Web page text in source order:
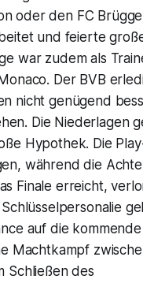
oder den FC
und feierte
war zudem als
Der BVB
nicht genügend
Die Niederlagen
Hypothek. Die
während die
Finale erreicht,
auf die kommende
Machtkampf
Schließen des